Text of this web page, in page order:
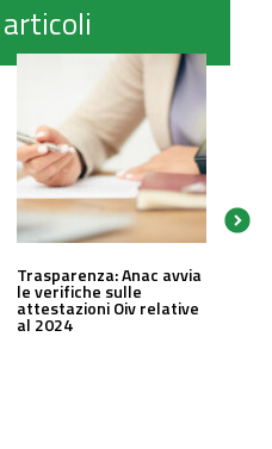
Trasparenza: Anac avvia
le verifiche sulle
attestazioni Oiv relative
al 2024